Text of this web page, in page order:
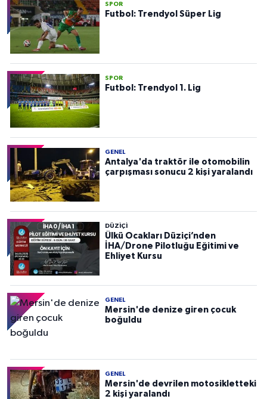
SPOR
Futbol: Trendyol Süper Lig
SPOR
Futbol: Trendyol 1. Lig
GENEL
Antalya'da traktör ile otomobilin
çarpışması sonucu 2 kişi yaralandı
DÜZIÇI
Ülkü Ocakları Düziçi’nden
İHA/Drone Pilotluğu Eğitimi ve
Ehliyet Kursu
GENEL
Mersin'de denize giren çocuk
boğuldu
GENEL
Mersin'de devrilen motosikletteki
2 kişi yaralandı